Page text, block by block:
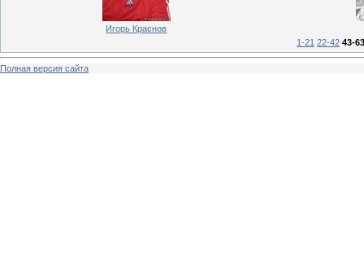
Игорь Краснов
1-21 22-42 43-63
Полная версия сайта